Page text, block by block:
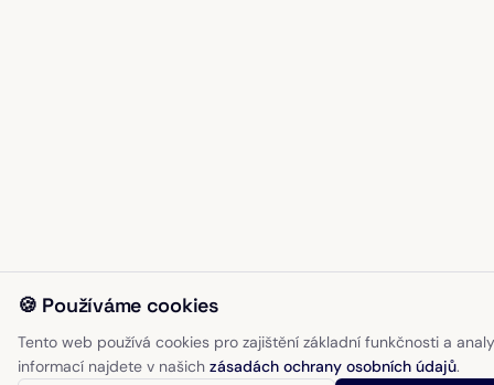
🍪 Používáme cookies
Tento web používá cookies pro zajištění základní funkčnosti a
informací najdete v našich zásadách ochrany osobních údajů.